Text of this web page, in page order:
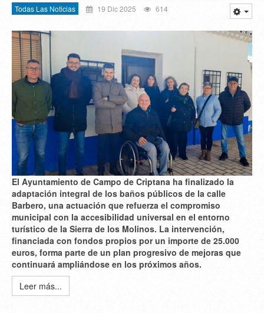
Todas Las Noticias 19 Dic 2025 614
El Ayuntamiento de Campo de Criptana ha finalizado la
adaptación integral de los baños públicos de la calle
Barbero, una actuación que refuerza el compromiso
municipal con la accesibilidad universal en el entorno
turístico de la Sierra de los Molinos. La intervención,
financiada con fondos propios por un importe de 25.000
euros, forma parte de un plan progresivo de mejoras que
continuará ampliándose en los próximos años.
Leer más...